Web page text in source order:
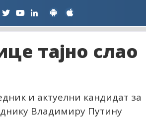
тајно слао
и актуелни кандидат за
Владимиру Путину